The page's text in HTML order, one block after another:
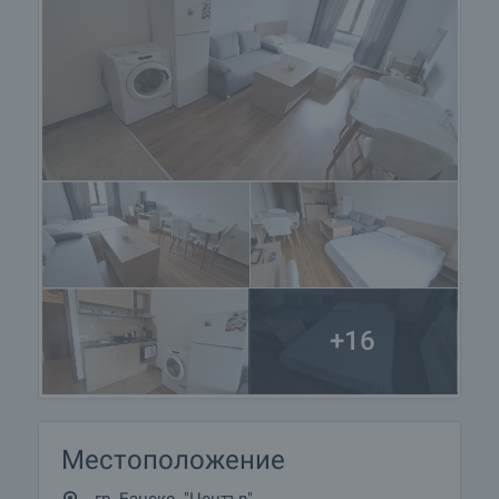
+16
Местоположение